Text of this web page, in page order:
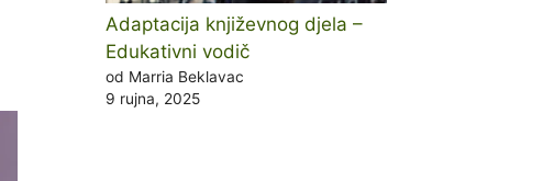
Adaptacija književnog djela –
Edukativni vodič
od Marria Beklavac
9 rujna, 2025